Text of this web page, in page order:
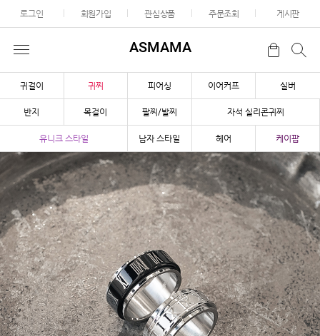
로그인 회원가입 관심상품 주문조회 게시판
ASMAMA
귀걸이 귀찌 피어싱 이어커프 실버
반지 목걸이 팔찌/발찌 자석 실리콘귀찌
유니크 스타일 남자 스타일 헤어 케이팝